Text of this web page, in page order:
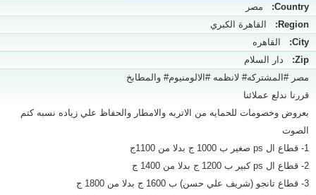
Country:
مصر
Region:
القاهرة الكبري
City:
القاهره
Zip:
دار السلام
مصر #المشتركه# لانظمه #الالومنيوم# والمطابخ
قررنا ندلع عملائنا
بعروض وخصومات للحمايه من الاتربه والامطار والحفاظ علي زياده نسبه كتم
الصوت
1- قطاع ال ps صغير ب 1000 ج بدلا من 1100ج
2- قطاع ال ps كبير ب 1200 ج بدلا من 1400 ج
3- قطاع تانجو (شريف علي حسن) ب 1600 ج بدلا من 1800 ج